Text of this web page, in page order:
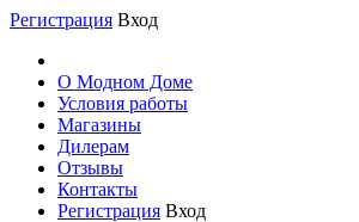
Регистрация Вход
О Модном Доме
Условия работы
Магазины
Дилерам
Отзывы
Контакты
Регистрация Вход